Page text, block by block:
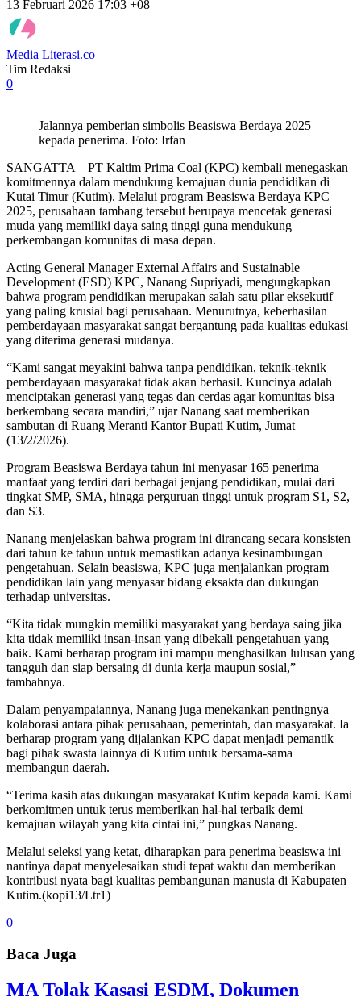
13 Februari 2026 17:03 +08
Media Literasi.co
Tim Redaksi
0
Jalannya pemberian simbolis Beasiswa Berdaya 2025
kepada penerima. Foto: Irfan
SANGATTA – PT Kaltim Prima Coal (KPC) kembali menegaskan
komitmennya dalam mendukung kemajuan dunia pendidikan di
Kutai Timur (Kutim). Melalui program Beasiswa Berdaya KPC
2025, perusahaan tambang tersebut berupaya mencetak generasi
muda yang memiliki daya saing tinggi guna mendukung
perkembangan komunitas di masa depan.
Acting General Manager External Affairs and Sustainable
Development (ESD) KPC, Nanang Supriyadi, mengungkapkan
bahwa program pendidikan merupakan salah satu pilar eksekutif
yang paling krusial bagi perusahaan. Menurutnya, keberhasilan
pemberdayaan masyarakat sangat bergantung pada kualitas edukasi
yang diterima generasi mudanya.
“Kami sangat meyakini bahwa tanpa pendidikan, teknik-teknik
pemberdayaan masyarakat tidak akan berhasil. Kuncinya adalah
menciptakan generasi yang tegas dan cerdas agar komunitas bisa
berkembang secara mandiri,” ujar Nanang saat memberikan
sambutan di Ruang Meranti Kantor Bupati Kutim, Jumat
(13/2/2026).
Program Beasiswa Berdaya tahun ini menyasar 165 penerima
manfaat yang terdiri dari berbagai jenjang pendidikan, mulai dari
tingkat SMP, SMA, hingga perguruan tinggi untuk program S1, S2,
dan S3.
Nanang menjelaskan bahwa program ini dirancang secara konsisten
dari tahun ke tahun untuk memastikan adanya kesinambungan
pengetahuan. Selain beasiswa, KPC juga menjalankan program
pendidikan lain yang menyasar bidang eksakta dan dukungan
terhadap universitas.
“Kita tidak mungkin memiliki masyarakat yang berdaya saing jika
kita tidak memiliki insan-insan yang dibekali pengetahuan yang
baik. Kami berharap program ini mampu menghasilkan lulusan yang
tangguh dan siap bersaing di dunia kerja maupun sosial,”
tambahnya.
Dalam penyampaiannya, Nanang juga menekankan pentingnya
kolaborasi antara pihak perusahaan, pemerintah, dan masyarakat. Ia
berharap program yang dijalankan KPC dapat menjadi pemantik
bagi pihak swasta lainnya di Kutim untuk bersama-sama
membangun daerah.
“Terima kasih atas dukungan masyarakat Kutim kepada kami. Kami
berkomitmen untuk terus memberikan hal-hal terbaik demi
kemajuan wilayah yang kita cintai ini,” pungkas Nanang.
Melalui seleksi yang ketat, diharapkan para penerima beasiswa ini
nantinya dapat menyelesaikan studi tepat waktu dan memberikan
kontribusi nyata bagi kualitas pembangunan manusia di Kabupaten
Kutim.(kopi13/Ltr1)
0
Baca Juga
MA Tolak Kasasi ESDM, Dokumen